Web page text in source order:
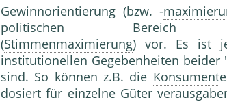
Gewinnorientierung (bzw. -
politischen Bereich
(Stimmenmaximierung) vor. Es ist
institutionellen Gegebenheiten beider
sind. So können z.B. die Konsument
dosiert für einzelne Güter